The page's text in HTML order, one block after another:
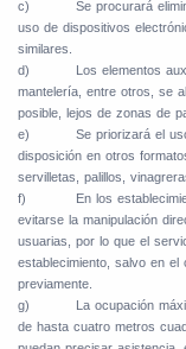
c)
Se procurará
uso de dispositivos
similares.
d)
Los elementos
mantelería, entre otros, se
posible, lejos de zonas de
e)
Se priorizará el
disposición en otros
servilletas, palillos,
f)
En los
evitarse la manipulación
usuarias, por lo que el
establecimiento, salvo en
previamente.
g)
La ocupación
de hasta cuatro metros